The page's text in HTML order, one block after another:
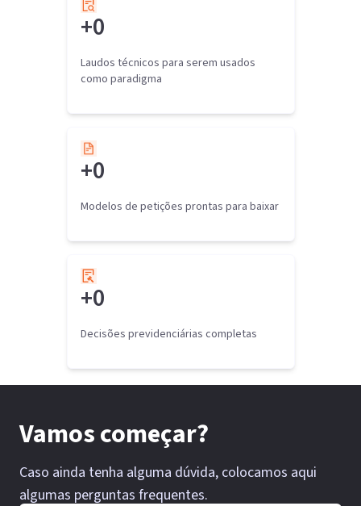
+0
Laudos técnicos para serem usados
como paradigma
+0
Modelos de petições prontas para baixar
+0
Decisões previdenciárias completas
Vamos começar?
Caso ainda tenha alguma dúvida, colocamos aqui
algumas perguntas frequentes.